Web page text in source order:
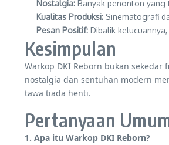
Nostalgia: Banyak penonton yang
Kualitas Produksi: Sinematografi
Pesan Positif: Dibalik
Kesimpulan
Warkop DKI Reborn bukan
nostalgia dan sentuhan modern
tawa tiada henti.
Pertanyaan
1. Apa itu Warkop DKI Reborn?